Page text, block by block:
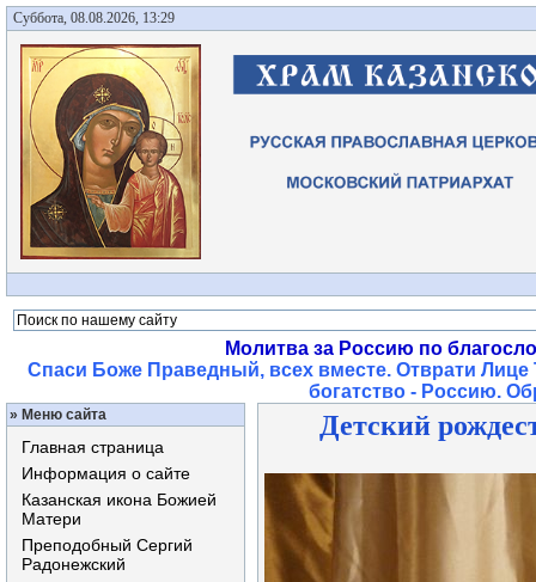
Суббота, 08.08.2026, 13:29
Молитва за Россию по
Спаси Боже Праведный, всех вместе. Отврати
богатство - Россию.
» Меню сайта
Главная страница
Информация о сайте
Казанская икона Божией
Матери
Преподобный Сергий
Радонежский
Детский